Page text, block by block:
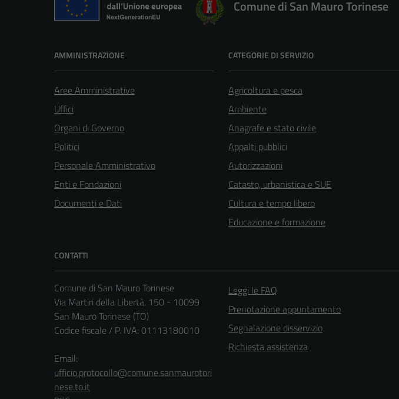
Comune di San Mauro Torinese
AMMINISTRAZIONE
Aree Amministrative
Uffici
Organi di Governo
Politici
Personale Amministrativo
Enti e Fondazioni
Documenti e Dati
CATEGORIE DI SERVIZIO
Agricoltura e pesca
Ambiente
Anagrafe e stato civile
Appalti pubblici
Autorizzazioni
Catasto, urbanistica e SUE
Cultura e tempo libero
Educazione e formazione
CONTATTI
Comune di San Mauro Torinese
Via Martiri della Libertà, 150 - 10099
San Mauro Torinese (TO)
Codice fiscale / P. IVA: 01113180010
Email:
ufficio.protocollo@comune.sanmaurotori
nese.to.it
Leggi le FAQ
Prenotazione appuntamento
Segnalazione disservizio
Richiesta assistenza